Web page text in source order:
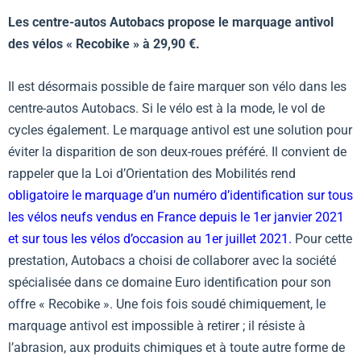
Les centre-autos Autobacs propose le marquage antivol
des vélos « Recobike » à 29,90 €.
Il est désormais possible de faire marquer son vélo dans les
centre-autos Autobacs. Si le vélo est à la mode, le vol de
cycles également. Le marquage antivol est une solution pour
éviter la disparition de son deux-roues préféré. Il convient de
rappeler que la Loi d’Orientation des Mobilités rend
obligatoire le marquage d’un numéro d’identification sur tous
les vélos neufs vendus en France depuis le 1er janvier 2021
et sur tous les vélos d’occasion au 1er juillet 2021. Pour cette
prestation, Autobacs a choisi de collaborer avec la société
spécialisée dans ce domaine Euro identification pour son
offre « Recobike ». Une fois fois soudé chimiquement, le
marquage antivol est impossible à retirer ; il résiste à
l’abrasion, aux produits chimiques et à toute autre forme de